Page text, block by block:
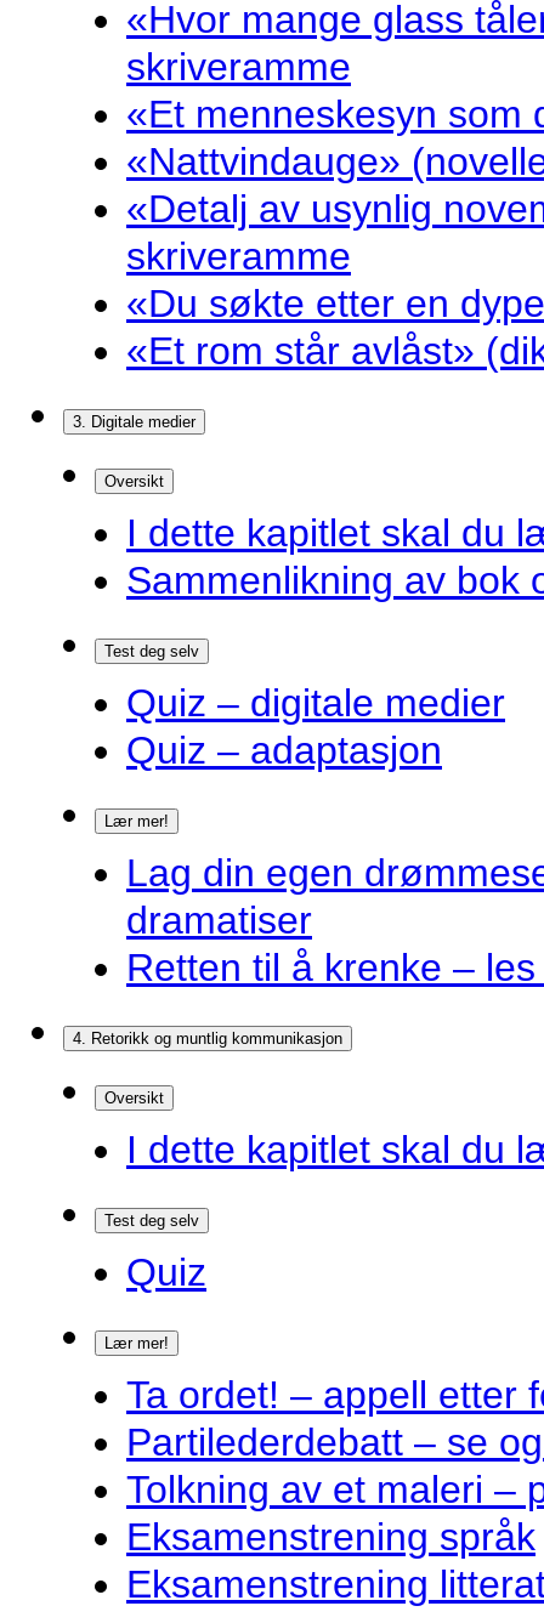
«Hvor mange glass
skriveramme
«Et menneskesyn som
«Nattvindauge»
«Detalj av usynlig
skriveramme
«Du søkte etter en
«Et rom står avlåst»
3. Digitale medier
Oversikt
I dette kapitlet skal du
Sammenlikning av bok
Test deg selv
Quiz – digitale medier
Quiz – adaptasjon
Lær mer!
Lag din egen
dramatiser
Retten til å krenke –
4. Retorikk og muntlig kommunikasjon
Oversikt
I dette kapitlet skal du
Test deg selv
Quiz
Lær mer!
Ta ordet! – appell etter
Partilederdebatt – se
Tolkning av et maleri –
Eksamenstrening språk
Eksamenstrening